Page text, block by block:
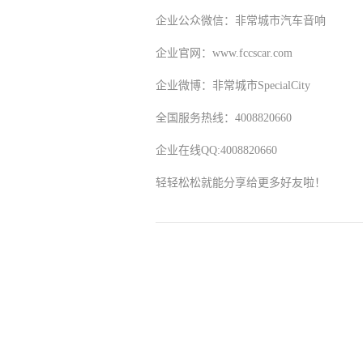
企业公众微信：非常城市汽车音响
企业官网：www.fccscar.com
企业微博：非常城市SpecialCity
全国服务热线：4008820660
企业在线QQ:4008820660
轻轻松松就能分享给更多好友啦！